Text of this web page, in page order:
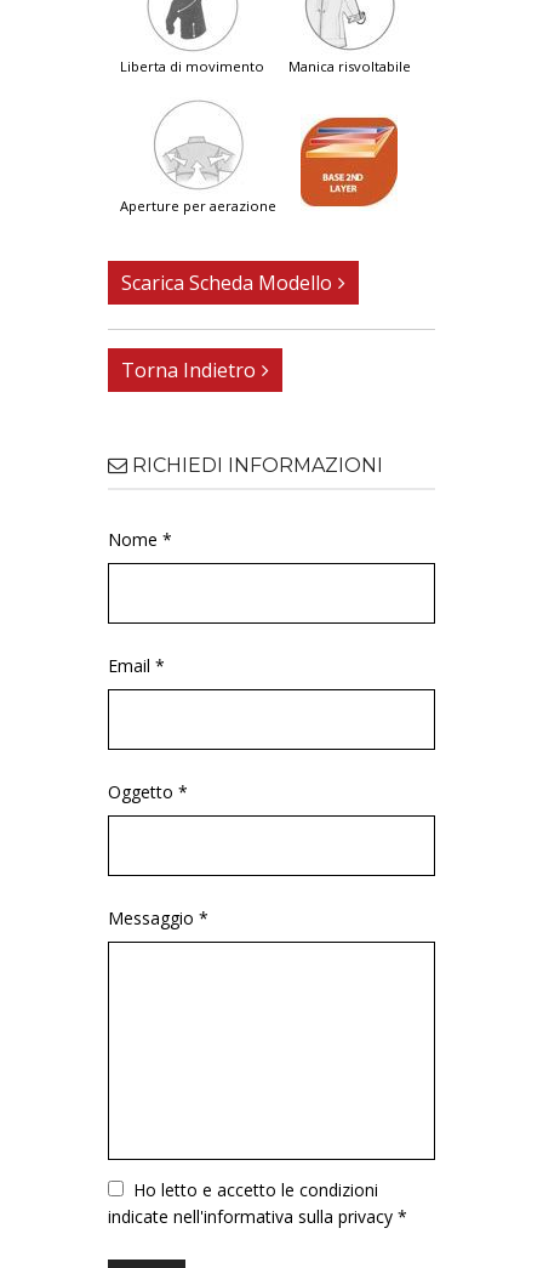
liberta di movimento manica risvoltabile
aperture per aerazione
Scarica Scheda Modello
Torna Indietro
RICHIEDI INFORMAZIONI
Nome *
Email *
Oggetto *
Messaggio *
VuotoHo letto e accetto le condizioni
indicate nell'informativa sulla privacy *